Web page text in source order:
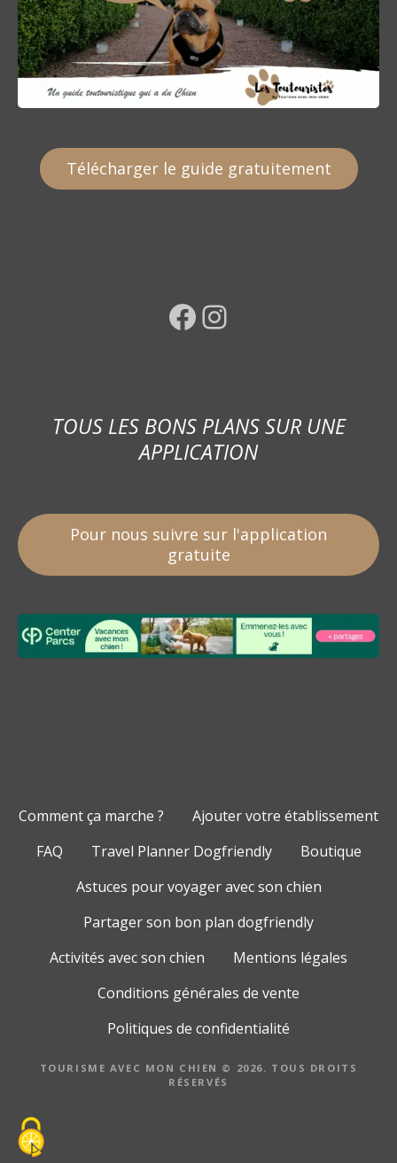
Télécharger le guide gratuitement
Facebook Instagram
TOUS LES BONS PLANS SUR UNE
APPLICATION
Pour nous suivre sur l'application
gratuite
Comment ça marche ?
Ajouter votre établissement
FAQ
Travel Planner Dogfriendly
Boutique
Astuces pour voyager avec son chien
Partager son bon plan dogfriendly
Activités avec son chien
Mentions légales
Conditions générales de vente
Politiques de confidentialité
TOURISME AVEC MON CHIEN © 2026. TOUS DROITS
RÉSERVÉS